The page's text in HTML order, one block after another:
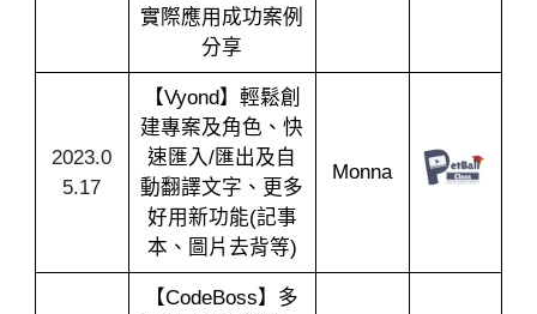
實際應用成功案例
分享
2023.0
5.17
【Vyond】輕鬆創
建專案及角色、快
速匯入/匯出及自
動翻譯文字、更多
好用新功能(記事
本、圖片去背等)
Monna
【CodeBoss】多